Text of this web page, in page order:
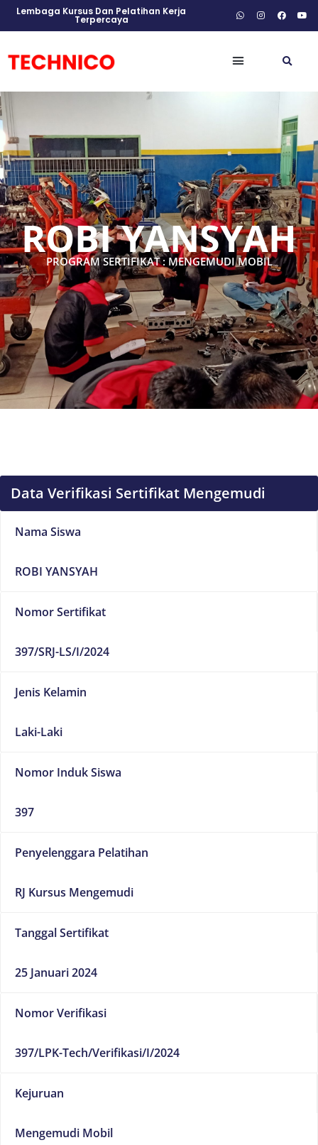
Lembaga Kursus Dan Pelatihan Kerja
Terpercaya
ROBI YANSYAH
PROGRAM SERTIFIKAT : MENGEMUDI MOBIL
Data Verifikasi Sertifikat Mengemudi
Nama Siswa
ROBI YANSYAH
Nomor Sertifikat
397/SRJ-LS/I/2024
Jenis Kelamin
Laki-Laki
Nomor Induk Siswa
397
Penyelenggara Pelatihan
RJ Kursus Mengemudi
Tanggal Sertifikat
25 Januari 2024
Nomor Verifikasi
397/LPK-Tech/Verifikasi/I/2024
Kejuruan
Mengemudi Mobil